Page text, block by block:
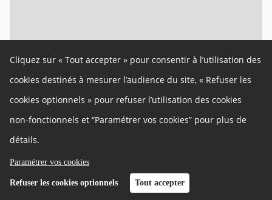
Cliquez sur « Tout accepter » pour consentir à l’utilisation des
cookies destinés à mesurer l’audience du site, « Refuser les
cookies optionnels » pour refuser l’utilisation des cookies
non-fonctionnels et “Paramétrer vos cookies” pour plus de
détails.
Paramétrer vos cookies
Refuser les cookies optionnels Tout accepter
Un site de la Métropole de Lyon
Mentions légales
Contact
Accessibilité : partiellement conforme
Développeurs